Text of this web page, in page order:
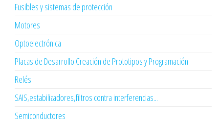
Fusibles y sistemas de protección
Motores
Optoelectrónica
Placas de Desarrollo.Creación de Prototipos y Programación
Relés
SAIS,estabilizadores,filtros contra interferencias...
Semiconductores